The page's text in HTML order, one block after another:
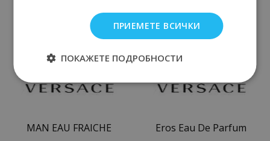
MAN EAU FRAICHE Eros Eau De Parfum
ПРИЕМЕТЕ ВСИЧКИ
ПОКАЖЕТЕ ПОДРОБНОСТИ